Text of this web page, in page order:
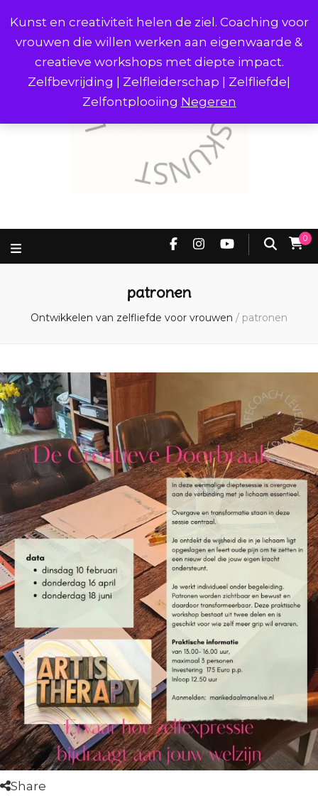
Kunst en creativiteit helen de ziel. Coaching voor
vrouwen die willen werken aan eigenwaarde &
creatieve workshops met diepte impact.
Zelfbevrijding | Zelfleiderschap | Zelfliefde|
Zelfontplooiing Negeren
0
patronen
Ontwikkelen van zelfliefde voor vrouwen / patronen
Share